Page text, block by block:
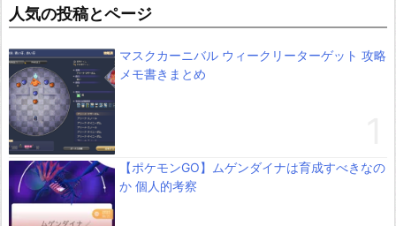
人気の投稿とページ
マスクカーニバル ウィークリーターゲット 攻略
メモ書きまとめ
【ポケモンGO】ムゲンダイナは育成すべきなの
か 個人的考察